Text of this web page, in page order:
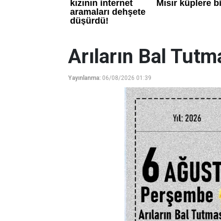
Arıların Bal
Yayınlanma: 06/08/2026 01:39